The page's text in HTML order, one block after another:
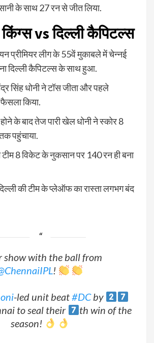
के साथ 27 रन से जीत लिया.
vsदिल्ली कैपिटल्स
प्रीमियर लीग के 55वें मुकाबले में चेन्नई
दिल्ली कैपिटल्स के साथ हुआ.
सिंह धोनी ने टॉस जीता और पहले
किया.
के बाद तेज पारी खेल धोनी ने स्कोर 8
पहुंचाया.
टीम 8 विकेट के नुकसान पर 140 रन ही बना
की टीम के प्लेऑफ का रास्ता लगभग बंद
show with the ball from
!
-led unit beat#DCby
to seal their
th win of the
season!